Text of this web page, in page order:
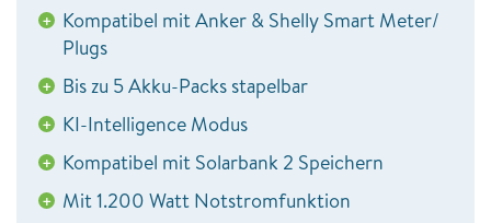
+ Kompatibel mit Anker & Shelly Smart Meter/
Plugs
+ Bis zu 5 Akku-Packs stapelbar
+ KI-Intelligence Modus
+ Kompatibel mit Solarbank 2 Speichern
+ Mit 1.200 Watt Notstromfunktion